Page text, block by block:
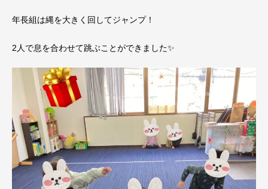
年長組は縄を大きく回してジャンプ！
2人で息を合わせて跳ぶことができました✨